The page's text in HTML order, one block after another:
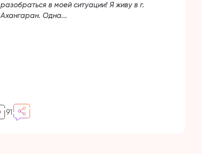
разобраться в моей ситуации! Я живу в г.
Ахангаран. Одна...
91